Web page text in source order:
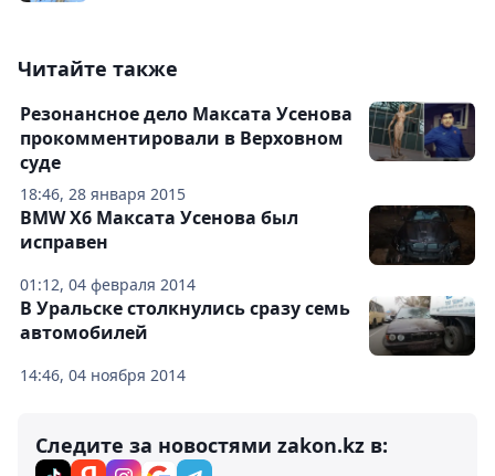
Читайте также
18:46, 28 января 2015
Резонансное дело Максата Усенова
прокомментировали в Верховном
суде
01:12, 04 февраля 2014
BMW X6 Максата Усенова был
исправен
14:46, 04 ноября 2014
В Уральске столкнулись сразу семь
автомобилей
Следите за новостями zakon.kz в: